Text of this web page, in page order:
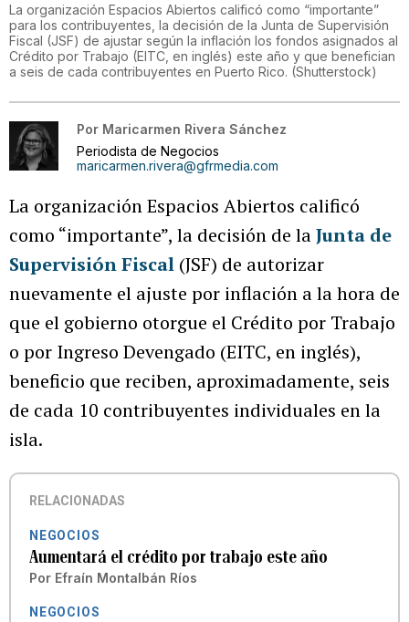
La organización Espacios Abiertos calificó como “importante”
para los contribuyentes, la decisión de la Junta de Supervisión
Fiscal (JSF) de ajustar según la inflación los fondos asignados al
Crédito por Trabajo (EITC, en inglés) este año y que benefician
a seis de cada contribuyentes en Puerto Rico. (Shutterstock)
Por Maricarmen Rivera Sánchez
Periodista de Negocios
maricarmen.rivera@gfrmedia.com
La organización Espacios Abiertos calificó
como “importante”, la decisión de laJunta de
Supervisión Fiscal (JSF) de autorizar
nuevamente el ajuste por inflación a la hora de
que el gobierno otorgue el Crédito por Trabajo
o por Ingreso Devengado (EITC, en inglés),
beneficio que reciben, aproximadamente, seis
de cada 10 contribuyentes individuales en la
isla.
RELACIONADAS
NEGOCIOS
Aumentará el crédito por trabajo este año
Por Efraín Montalbán Ríos
NEGOCIOS